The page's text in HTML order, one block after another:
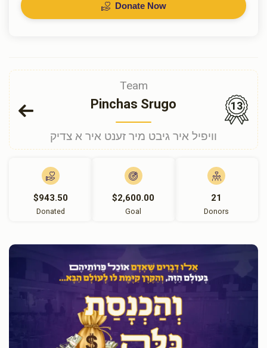
Donate Now
Team
Pinchas Srugo
וויפיל איר גיבט מיר זענט איר א צדיק
13
$943.50
Donated
$2,600.00
Goal
21
Donors